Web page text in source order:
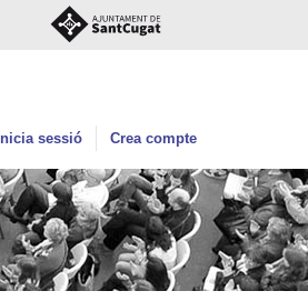
Inicia sessió Crea compte